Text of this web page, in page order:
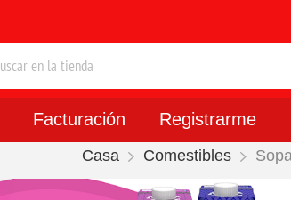
Facturación Registrarme
Casa Comestibles